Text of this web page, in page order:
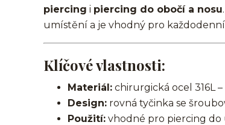
piercing i piercing do obočí a nosu
umístění a je vhodný pro
Klíčové vlastnosti:
Materiál: chirurgická ocel 316L
Design: rovná tyčinka se
Použití: vhodné pro piercing do